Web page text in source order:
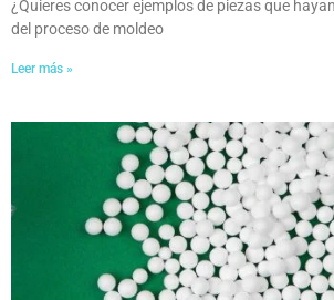
¿Quieres conocer ejemplos de piezas que
del proceso de moldeo
Leer más »